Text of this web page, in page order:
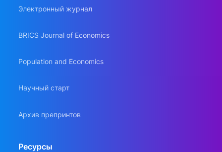
Электронный журнал
BRICS Journal of Economics
Population and Economics
Научный старт
Архив препринтов
Ресурсы